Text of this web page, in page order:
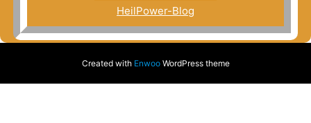
HeilPower-Blog
Created with EnwooWordPress theme